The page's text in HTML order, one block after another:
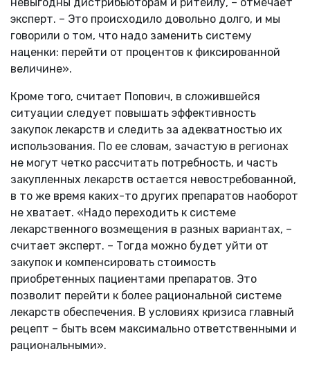
эксперт. – Это происходило довольно долго, и мы
говорили о том, что надо заменить систему
наценки: перейти от процентов к фиксированной
величине».
Кроме того, считает Попович, в сложившейся
ситуации следует повышать эффективность
закупок лекарств и следить за адекватностью их
использования. По ее словам, зачастую в регионах
не могут четко рассчитать потребность, и часть
закупленных лекарств остается невостребованной,
в то же время каких-то других препаратов наоборот
не хватает. «Надо переходить к системе
лекарственного возмещения в разных вариантах, –
считает эксперт. – Тогда можно будет уйти от
закупок и компенсировать стоимость
приобретенных пациентами препаратов. Это
позволит перейти к более рациональной системе
лекарств обеспечения. В условиях кризиса главный
рецепт – быть всем максимально ответственными и
рациональными».